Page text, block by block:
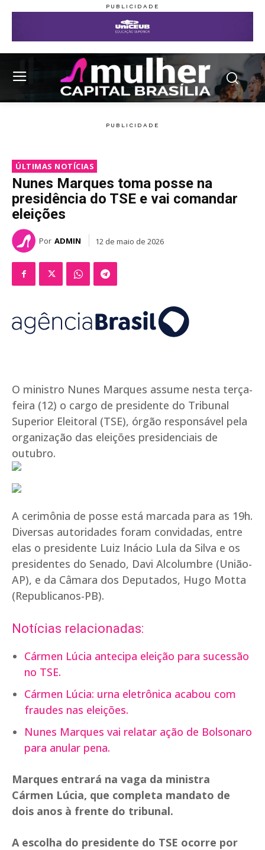
ÚLTIMAS NOTÍCIAS
Nunes Marques toma posse na
presidência do TSE e vai comandar
eleições
Por ADMIN 12 de maio de 2026
O ministro Nunes Marques assume nesta terça-
feira (12) o cargo de presidente do Tribunal
Superior Eleitoral (TSE), órgão responsável pela
organização das eleições presidenciais de
outubro.
A cerimônia de posse está marcada para as 19h.
Diversas autoridades foram convidadas, entre
elas o presidente Luiz Inácio Lula da Silva e os
presidentes do Senado, Davi Alcolumbre (União-
AP), e da Câmara dos Deputados, Hugo Motta
(Republicanos-PB).
Notícias relacionadas:
Cármen Lúcia antecipa eleição para sucessão
no TSE.
Cármen Lúcia: urna eletrônica acabou com
fraudes nas eleições.
Nunes Marques vai relatar ação de Bolsonaro
para anular pena.
Marques entrará na vaga da ministra
Cármen Lúcia, que completa mandato de
dois anos à frente do tribunal.
A escolha do presidente do TSE ocorre por